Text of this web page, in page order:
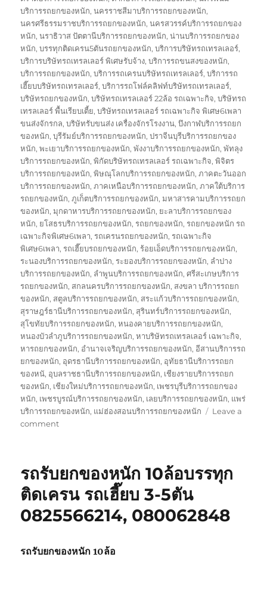
บริการรถยกของหนัก,นครราชสีมาบริการรถยกของหนัก,
นครศรีธรรมราชบริการรถยกของหนัก,นครสวรรค์บริการรถยกของ
หนัก,นราธิวาส ปัตตานีบริการรถยกของหนัก,น่านบริการรถยกของ
หนัก,บรรทุกติดเครน5ตันรถยกของหนัก,บริการบริษัทรถเทรลเลอร์,
บริการบริษัทรถเทรลเลอร์ พิเศษรับจ้าง,บริการรถขนสงของหนัก,
บริการรถยกของหนัก,บริการรถเครนบริษัทรถเทรลเลอร์,บริการรถ
เฮี๊ยบบริษัทรถเทรลเลอร์,บริการรถโฟล์คลิฟท์บริษัทรถเทรลเลอร์,
บริษัทรถยกของหนัก,บริษัทรถเทรลเลอร์ 22ล้อ รถเฉพาะกิจ,บริษัทรถ
เทรลเลอร์ พื้นเรียบเตี้ย,บริษัทรถเทรลเลอร์ รถเฉพาะกิจ พิเศษ6เพลา
ขนส่งจักรกล,บริษัทรับขนส่ง เครื่องจักรโรงงาน,บึงกาฬบริการรถยก
ของหนัก,บุรีรัมย์บริการรถยกของหนัก,ปราจีนบุรีบริการรถยกของ
หนัก,พะเยาบริการรถยกของหนัก,พังงาบริการรถยกของหนัก,พัทลุง
บริการรถยกของหนัก,พิกัดบริษัทรถเทรลเลอร์ รถเฉพาะกิจ,พิจิตร
บริการรถยกของหนัก,พิษณุโลกบริการรถยกของหนัก,ภาคตะวันออก
บริการรถยกของหนัก,ภาคเหนือบริการรถยกของหนัก,ภาคใต้บริการ
รถยกของหนัก,ภูเก็ตบริการรถยกของหนัก,มหาสารคามบริการรถยก
ของหนัก,มุกดาหารบริการรถยกของหนัก, ยะลาบริการรถยกของ
หนัก, ยโสธรบริการรถยกของหนัก,รถยกของหนัก,รถยกของหนัก รถ
เฉพาะกิจพิเศษ6เพลา,รถเครนรถยกของหนัก,รถเฉพาะกิจ
พิเศษ6เพลา,รถเฮี๊ยบรถยกของหนัก,ร้อยเอ็ดบริการรถยกของหนัก,
ระนองบริการรถยกของหนัก,ระยองบริการรถยกของหนัก, ลำปาง
บริการรถยกของหนัก, ลำพูนบริการรถยกของหนัก,ศรีสะเกษบริการ
รถยกของหนัก, สกลนครบริการรถยกของหนัก, สงขลา บริการรถยก
ของหนัก, สตูลบริการรถยกของหนัก, สระแก้วบริการรถยกของหนัก,
สุราษฎร์ธานีบริการรถยกของหนัก, สุรินทร์บริการรถยกของหนัก,
สุโขทัยบริการรถยกของหนัก,หนองคายบริการรถยกของหนัก,
หนองบัวลำภูบริการรถยกของหนัก,หาบริษัทรถเทรลเลอร์ เฉพาะกิจ,
หารถยกของหนัก, อำนาจเจริญบริการรถยกของหนัก, อีสานบริการรถ
ยกของหนัก, อุดรธานีบริการรถยกของหนัก, อุทัยธานีบริการรถยก
ของหนั, อุบลราชธานีบริการรถยกของหนัก, เชียงรายบริการรถยก
ของหนัก, เชียงใหม่บริการรถยกของหนัก, เพชรบุรีบริการรถยกของ
หนัก, เพชรบูรณ์บริการรถยกของหนัก, เลยบริการรถยกของหนัก, แพร่
บริการรถยกของหนัก, แม่ฮ่องสอนบริการรถยกของหนัก
Leave a
commenton
เลอ
รถ
เฉพาะ
กิจ
ขนส่ง
รถรับยกของหนัก 10ล้อบรรทุก
ติดเครน รถเฮี๊ยบ 3-5ตัน
0825566214, 080062848
รถรับยกของหนัก 10ล้อ